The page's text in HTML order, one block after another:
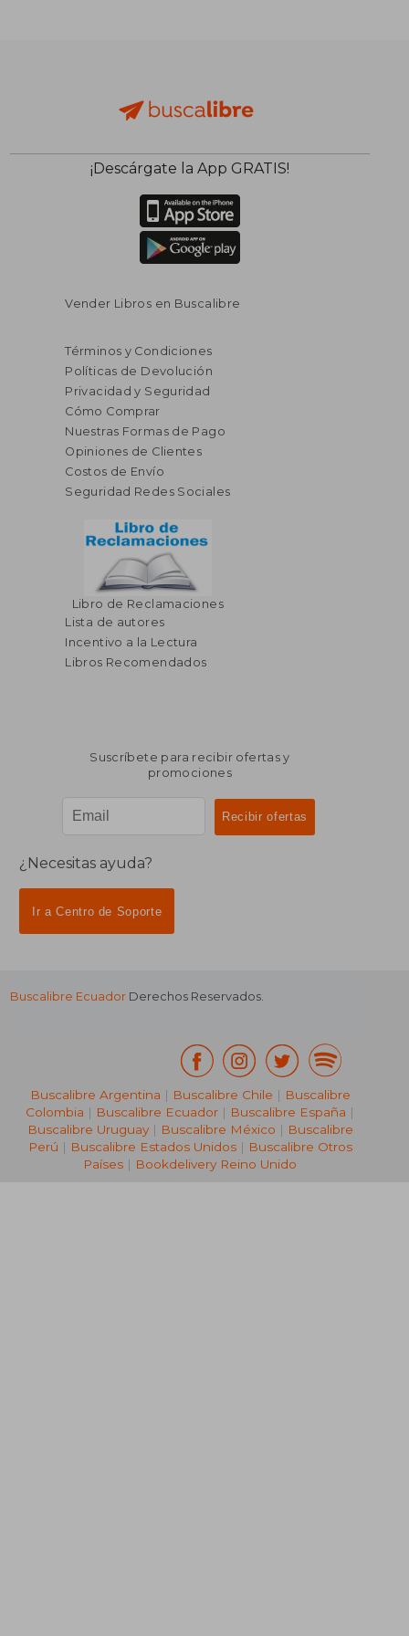
$ 97.82 40%
45% $ 32.69
$ 17.98
¡Descárgate la App GRATIS!
Vender Libros en Buscalibre
Términos y Condiciones
Políticas de Devolución
Privacidad y Seguridad
Cómo Comprar
Nuestras Formas de Pago
Opiniones de Clientes
Costos de Envío
Seguridad Redes Sociales
Libro de Reclamaciones
Lista de autores
Incentivo a la Lectura
Libros Recomendados
Suscríbete para recibir ofertas y
promociones
¿Necesitas ayuda?
Ir a Centro de Soporte
Buscalibre Ecuador Derechos Reservados.
Buscalibre Argentina | Buscalibre Chile | Buscalibre
Colombia | Buscalibre Ecuador | Buscalibre España |
Buscalibre Uruguay| Buscalibre México | Buscalibre
Perú | Buscalibre Estados Unidos| Buscalibre Otros
Países | Bookdelivery Reino Unido